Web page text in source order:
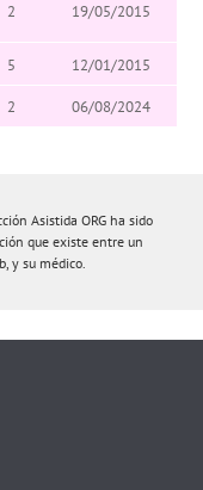
2 19/05/2015
5 12/01/2015
2 06/08/2024
Asistida ORG ha sido
que existe entre un
y su médico.